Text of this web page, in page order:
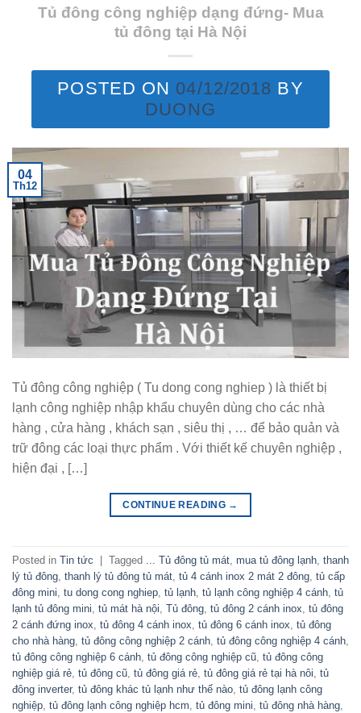
Tủ đông công nghiệp dạng đứng- Mua
tủ đông tại Hà Nội
POSTED ON 04/12/2018 BY
DUONG
04
Th12
Tủ đông công nghiệp ( Tu dong cong nghiep ) là thiết bị
lạnh công nghiệp nhập khẩu chuyên dùng cho các nhà
hàng , cửa hàng , khách sạn , siêu thị , … để bảo quản và
trữ đông các loại thực phẩm . Với thiết kế chuyên nghiệp ,
hiện đại , […]
CONTINUE READING →
Posted in Tin tức | Tagged ... Tủ đông tủ mát mua tủ đông lạnh thanh
lý tủ đông thanh lý tủ đông tủ mát tủ 4 cánh inox 2 mát 2 đông tủ cấp
đông mini tu dong cong nghiep tủ lạnh tủ lạnh công nghiệp 4 cánh tủ
lạnh tủ đông mini tủ mát hà nội Tủ đông tủ đông 2 cánh inox tủ đông
2 cánh đứng inox tủ đông 4 cánh inox tủ đông 6 cánh inox tủ đông
cho nhà hàng tủ đông công nghiệp 2 cánh tủ đông công nghiệp 4 cánh
tủ đông công nghiệp 6 cánh tủ đông công nghiệp cũ tủ đông công
nghiệp giá rẻ tủ đông cũ tủ đông giá rẻ tủ đông giá rẻ tại hà nôi tủ
đông inverter, tủ đông khác tủ lạnh như thế nào tủ đông lạnh công
nghiệp tủ đông lạnh công nghiệp hcm tủ đông mini tủ đông nhà hàng